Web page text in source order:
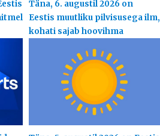
Täna, 6. augustil 2026 on
Eestis muutliku pilvisusega ilm,
kohati sajab hoovihma